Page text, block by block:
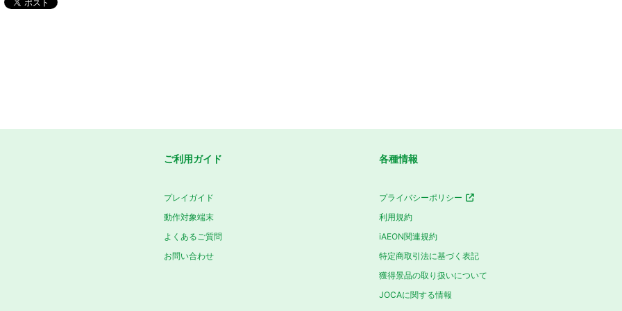
ご利用ガイド
プレイガイド
動作対象端末
よくあるご質問
お問い合わせ
各種情報
プライバシーポリシー
利用規約
iAEON関連規約
特定商取引法に基づく表記
獲得景品の取り扱いについて
JOCAに関する情報